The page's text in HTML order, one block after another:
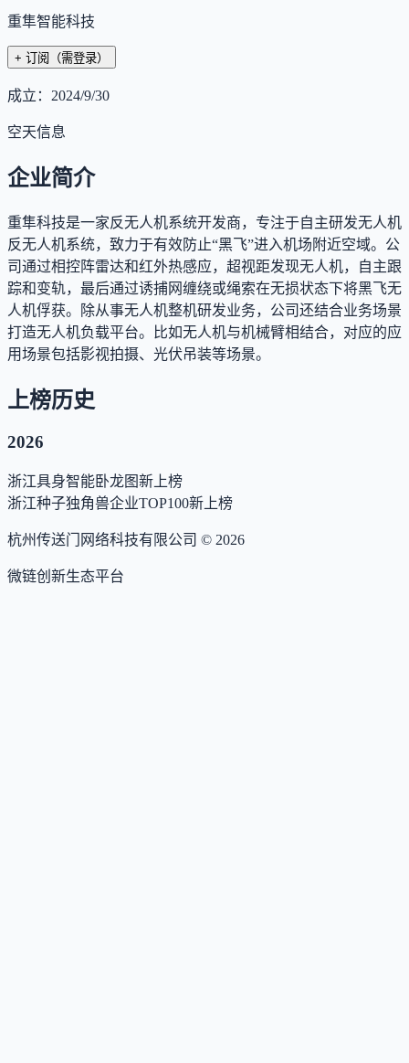
重隼智能科技
+ 订阅 （需登录）
成立： 2024/9/30
空天信息
企业简介
重隼科技是一家反无人机系统开发商，专注于自主研发无人机
反无人机系统，致力于有效防止“黑飞”进入机场附近空域。公
司通过相控阵雷达和红外热感应，超视距发现无人机，自主跟
踪和变轨，最后通过诱捕网缠绕或绳索在无损状态下将黑飞无
人机俘获。除从事无人机整机研发业务，公司还结合业务场景
打造无人机负载平台。比如无人机与机械臂相结合，对应的应
用场景包括影视拍摄、光伏吊装等场景。
上榜历史
2026
浙江具身智能卧龙图新上榜
浙江种子独角兽企业TOP100新上榜
杭州传送门网络科技有限公司 © 2026
微链创新生态平台